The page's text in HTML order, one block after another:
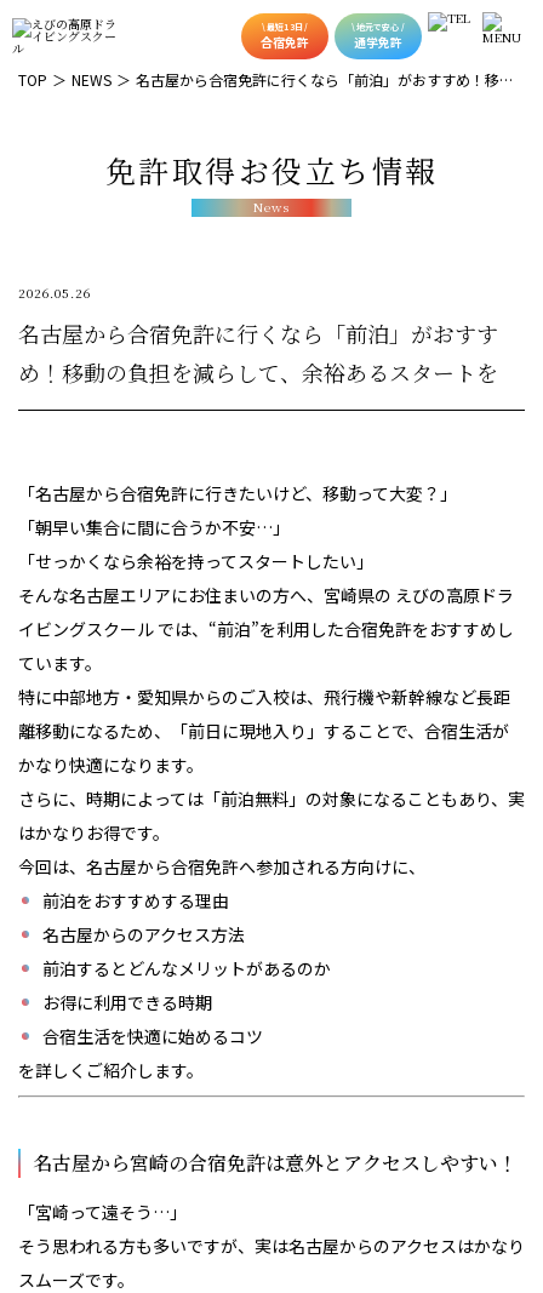
\ 最短13日 /
合宿免許
\ 地元で安心 /
通学免許
TOP NEWS 名古屋から合宿免許に行くなら「前泊」がおすすめ！移動
の負担を減らして、余裕あるスタートを
免許取得お役立ち情報
News
2026.05.26
名古屋から合宿免許に行くなら「前泊」がおすす
め！移動の負担を減らして、余裕あるスタートを
「名古屋から合宿免許に行きたいけど、移動って大変？」
「朝早い集合に間に合うか不安…」
「せっかくなら余裕を持ってスタートしたい」
そんな名古屋エリアにお住まいの方へ、宮崎県の えびの高原ドラ
イビングスクール では、“前泊”を利用した合宿免許をおすすめし
ています。
特に中部地方・愛知県からのご入校は、飛行機や新幹線など長距
離移動になるため、「前日に現地入り」することで、合宿生活が
かなり快適になります。
さらに、時期によっては「前泊無料」の対象になることもあり、実
はかなりお得です。
今回は、名古屋から合宿免許へ参加される方向けに、
前泊をおすすめする理由
名古屋からのアクセス方法
前泊するとどんなメリットがあるのか
お得に利用できる時期
合宿生活を快適に始めるコツ
を詳しくご紹介します。
名古屋から宮崎の合宿免許は意外とアクセスしやすい！
「宮崎って遠そう…」
そう思われる方も多いですが、実は名古屋からのアクセスはかなり
スムーズです。